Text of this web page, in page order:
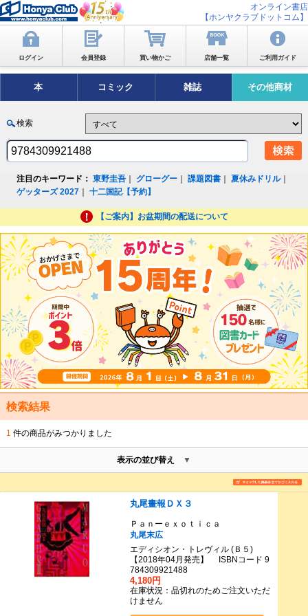
オンライン書店
【ホンヤクラブドットコム】
ログイン 会員登録 買い物かご 店舗一覧 ご利用ガイド
本 コミック 雑誌 その他商材
検索
注目のキーワード： 東野圭吾 グローグー ｜課題図書 ｜夏休みドリル｜
ゲッターズ 2027 ｜十二国記【予約】
【ご案内】お盆期間の配送について
検索結果
1 件の商品がみつかりました
表示の並び替え
丸尾畫報ＤＸ３
Ｐａｎーｅｘｏｔｉｃａ
丸尾末広
エディシオン・トレヴィル (Ｂ５)
【2018年04月発売】 ISBNコード 9
784309921488
4,180円
在庫状況：品切れのためご注文いただ
けません